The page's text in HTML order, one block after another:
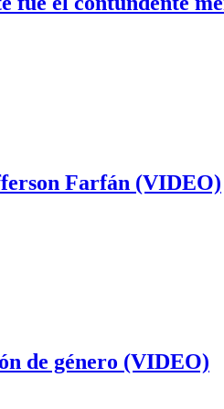
Farfán (VIDEO)
de género (VIDEO)